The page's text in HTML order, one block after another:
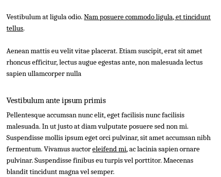
Vestibulum at ligula odio.Nam posuere commodo ligula, et tincidunt
tellus.
Aenean mattis eu velit vitae placerat. Etiam suscipit, erat sit amet
rhoncus efficitur, lectus augue egestas ante, non malesuada lectus
sapien ullamcorper nulla
Vestibulum ante ipsum primis
Pellentesque accumsan nunc elit, eget facilisis nunc facilisis
malesuada. In ut justo at diam vulputate posuere sed non mi.
Suspendisse mollis ipsum eget orci pulvinar, sit amet accumsan nibh
fermentum. Vivamus auctoreleifend mi, ac lacinia sapien ornare
pulvinar. Suspendisse finibus eu turpis vel porttitor. Maecenas
blandit tincidunt magna vel semper.